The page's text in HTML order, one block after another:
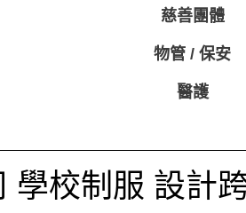
慈善團體
物管 / 保安
醫護
學校制服 設計